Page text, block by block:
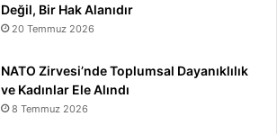
Değil, Bir Hak Alanıdır
20 Temmuz 2026
NATO Zirvesi’nde Toplumsal Dayanıklılık
ve Kadınlar Ele Alındı
8 Temmuz 2026